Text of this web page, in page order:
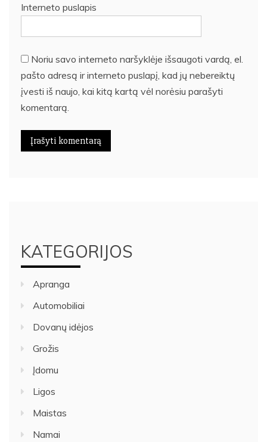
Interneto puslapis
Noriu savo interneto naršyklėje išsaugoti vardą, el.
pašto adresą ir interneto puslapį, kad jų nebereiktų
įvesti iš naujo, kai kitą kartą vėl norėsiu parašyti
komentarą.
KATEGORIJOS
Apranga
Automobiliai
Dovanų idėjos
Grožis
Įdomu
Ligos
Maistas
Namai